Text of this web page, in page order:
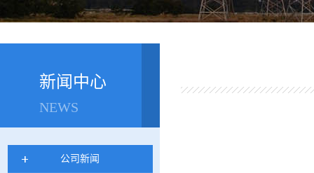
新闻中心
NEWS
公司新闻